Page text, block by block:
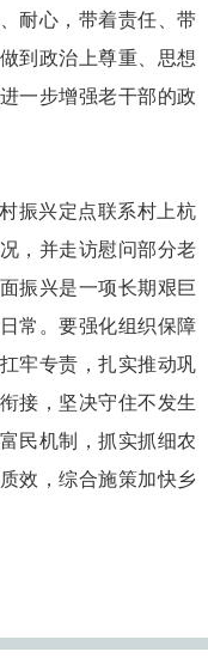
耐心，带着责任、带
到政治上尊重、思想
一步增强老干部的政
振兴定点联系村上杭
，并走访慰问部分老
振兴是一项长期艰巨
常。要强化组织保障
牢专责，扎实推动巩
接，坚决守住不发生
民机制，抓实抓细农
效，综合施策加快乡